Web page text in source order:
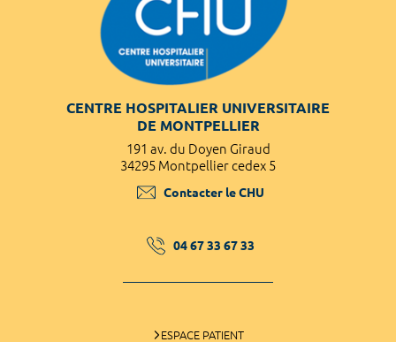
CENTRE HOSPITALIER UNIVERSITAIRE
DE MONTPELLIER
191 av. du Doyen Giraud
34295 Montpellier cedex 5
Contacter le CHU
04 67 33 67 33
ESPACE PATIENT